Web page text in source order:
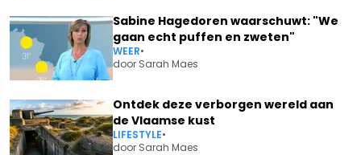
Sabine Hagedoren waarschuwt: "We
gaan echt puffen en zweten"
WEER•
door Sarah Maes
Ontdek deze verborgen wereld aan
de Vlaamse kust
LIFESTYLE•
door Sarah Maes